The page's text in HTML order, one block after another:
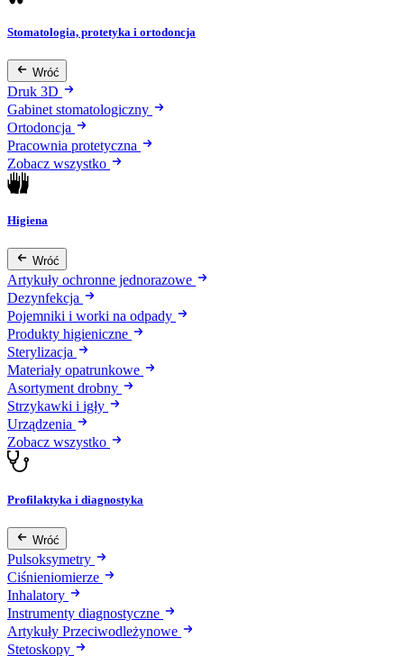
Stomatologia, protetyka i ortodoncja
Wróć
Druk 3D
Gabinet stomatologiczny
Ortodoncja
Pracownia protetyczna
Zobacz wszystko
Higiena
Wróć
Artykuły ochronne jednorazowe
Dezynfekcja
Pojemniki i worki na odpady
Produkty higieniczne
Sterylizacja
Materiały opatrunkowe
Asortyment drobny
Strzykawki i igły
Urządzenia
Zobacz wszystko
Profilaktyka i diagnostyka
Wróć
Pulsoksymetry
Ciśnieniomierze
Inhalatory
Instrumenty diagnostyczne
Artykuły Przeciwodleżynowe
Stetoskopy